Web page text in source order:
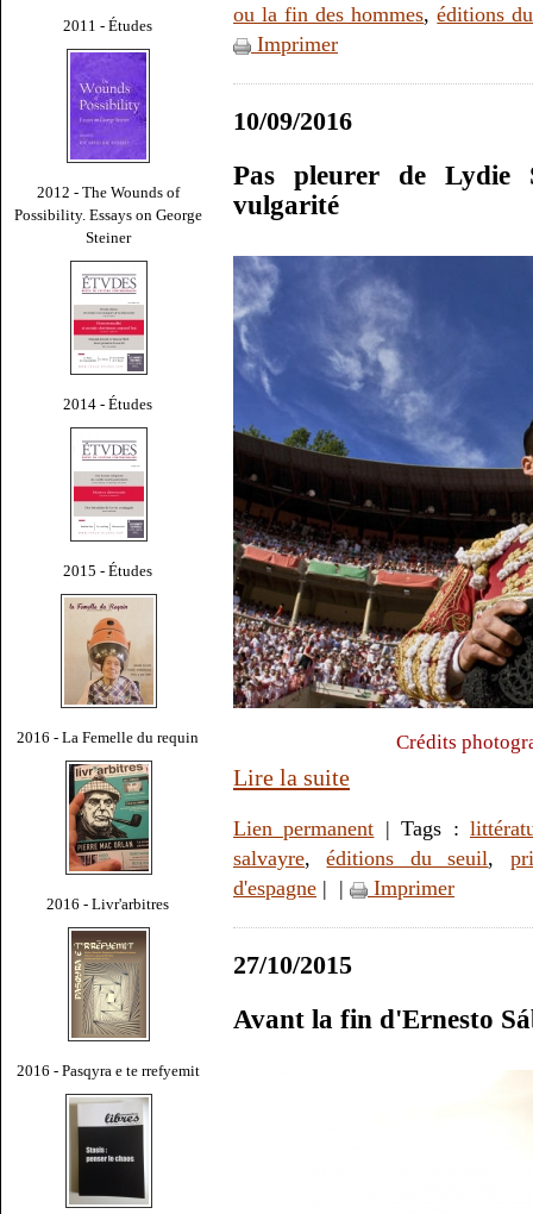
2011 - Études
2012 - The Wounds of
Possibility. Essays on George
Steiner
2014 - Études
2015 - Études
2016 - La Femelle du requin
2016 - Livr'arbitres
2016 - Pasqyra e te rrefyemit
ou la fin des hommes,éditions
Imprimer
10/09/2016
Pas pleurer de Lydie
vulgarité
Crédits
Lire la suite
Lien permanent | Tags :
salvayre,éditions du seuil,
d'espagne | | Imprimer
27/10/2015
Avant la fin d'Ernesto